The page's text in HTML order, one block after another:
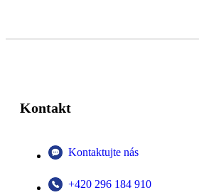
Kontakt
Kontaktujte nás
+420 296 184 910